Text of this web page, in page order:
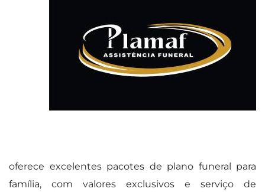
oferece excelentes pacotes de plano funeral para
família, com valores exclusivos e serviço de